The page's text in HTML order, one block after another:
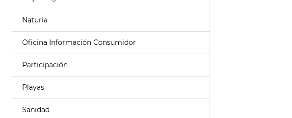
Naturia
Oficina Información Consumidor
Participación
Playas
Sanidad